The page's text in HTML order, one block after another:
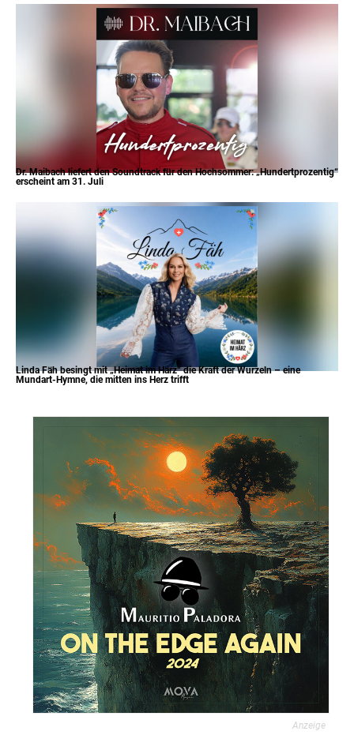
Dr. Maibach liefert den Soundtrack für den Hochsommer: „Hundertprozentig“
erscheint am 31. Juli
Linda Fäh besingt mit „Heimat im Härz“ die Kraft der Wurzeln – eine
Mundart-Hymne, die mitten ins Herz trifft
Anzeige